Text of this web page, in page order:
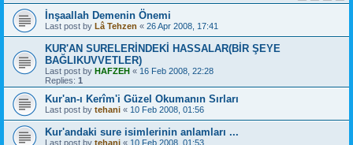
İnşaallah Demenin Önemi
Last post by Lâ Tehzen « 26 Apr 2008, 17:41
KUR'AN SURELERİNDEKİ HASSALAR(BİR ŞEYE
BAĞLIKUVVETLER)
Last post by HAFZEH « 16 Feb 2008, 22:28
Replies: 1
Kur'an-ı Kerîm'i Güzel Okumanın Sırları
Last post by tehani « 10 Feb 2008, 01:56
Kur'andaki sure isimlerinin anlamları ...
Last post by tehani « 10 Feb 2008, 01:53